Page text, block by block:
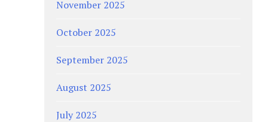
November 2025
October 2025
September 2025
August 2025
July 2025